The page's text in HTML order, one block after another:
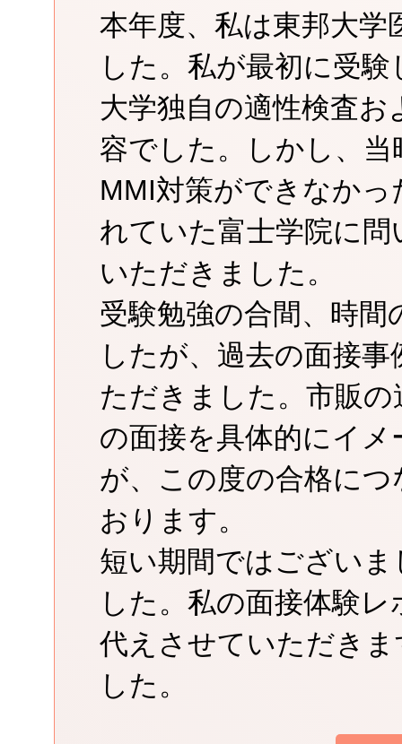
本年度、私は東邦大学
した。私が最初に受
大学独自の適性検査
容でした。しかし、
MMI対策ができなか
れていた富士学院に
いただきました。
受験勉強の合間、時
したが、過去の面接
ただきました。市販
の面接を具体的にイ
が、この度の合格に
おります。
短い期間ではござい
した。私の面接体験
代えさせていただき
した。